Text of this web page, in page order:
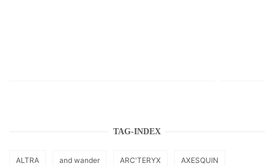
TAG-INDEX
ALTRA and wander ARC'TERYX AXESQUIN